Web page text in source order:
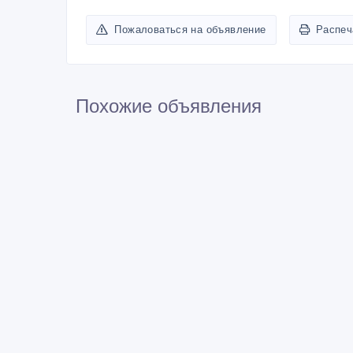
Пожаловаться на объявление
Похожие объявления